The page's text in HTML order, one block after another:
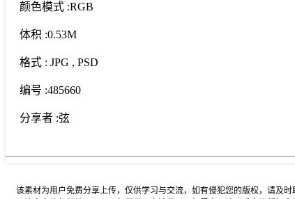
颜色模式 :RGB
体积 :0.53M
格式 : JPG , PSD
编号 :485660
分享者 :弦
该素材为用户免费分享上传，仅供学习与交流，如有侵犯您的版权，请及时